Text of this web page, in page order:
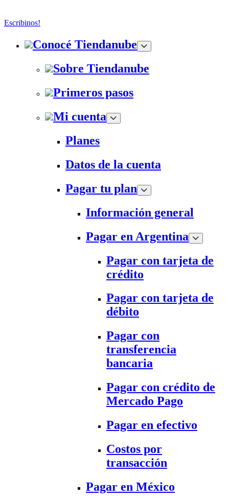
Escribinos!
Conocé Tiendanube
Sobre Tiendanube
Primeros pasos
Mi cuenta
Planes
Datos de la cuenta
Pagar tu plan
Información general
Pagar en Argentina
Pagar con tarjeta de
crédito
Pagar con tarjeta de
débito
Pagar con
transferencia
bancaria
Pagar con crédito de
Mercado Pago
Pagar en efectivo
Costos por
transacción
Pagar en México